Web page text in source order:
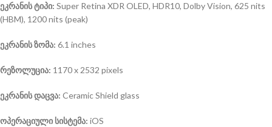
ეკრანის ტიპი: Super Retina XDR OLED, HDR10, Dolby Vision, 625 nits
(HBM), 1200 nits (peak)
ეკრანის ზომა: 6.1 inches
რეზოლუცია: 1170 x 2532 pixels
ეკრანის დაცვა: Ceramic Shield glass
ოპერაციული სისტემა: iOS